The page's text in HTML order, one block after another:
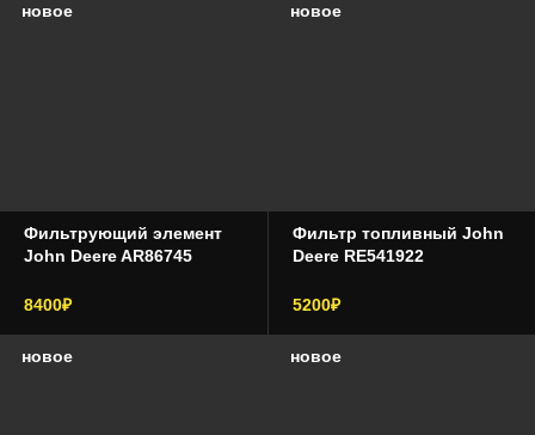
новое
Фильтрующий элемент
John Deere AR86745
8400₽
новое
Фильтр топливный John
Deere RE541922
5200₽
новое новое